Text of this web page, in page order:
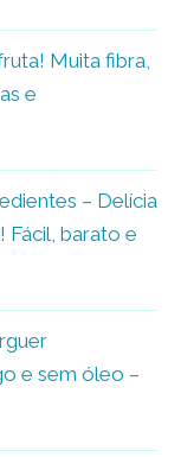
Muita fibra,
e
– Delícia
Fácil, barato e
e sem óleo –